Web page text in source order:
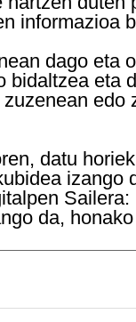
informazioa
dago eta
bidaltzea eta
datu
da,